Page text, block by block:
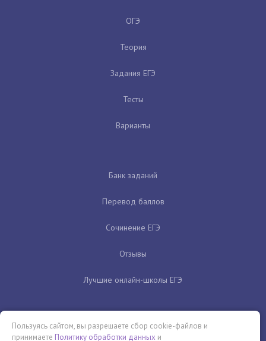
ОГЭ
Теория
Задания ЕГЭ
Тесты
Варианты
Банк заданий
Перевод баллов
Сочинение ЕГЭ
Отзывы
Лучшие онлайн-школы ЕГЭ
Пользуясь сайтом, вы разрешаете сбор cookie-файлов и
принимаете Политику обработки данных и